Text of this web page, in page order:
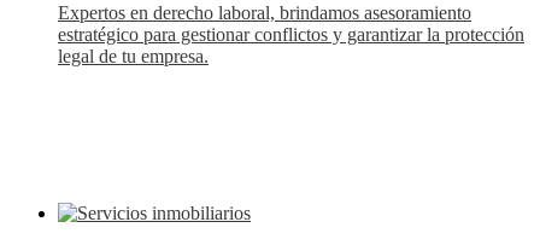
Expertos en derecho laboral, brindamos asesoramiento
estratégico para gestionar conflictos y garantizar la protección
legal de tu empresa.